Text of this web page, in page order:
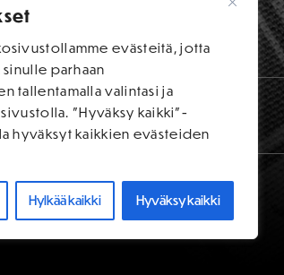
evästeitä, jotta
parhaan
tallentamalla valintasi ja
"Hyväksy kaikki"-
hyväksyt kaikkien evästeiden
Hylkää kaikki Hyväksy kaikki